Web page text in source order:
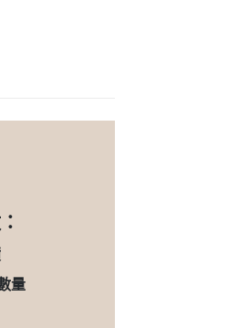
量